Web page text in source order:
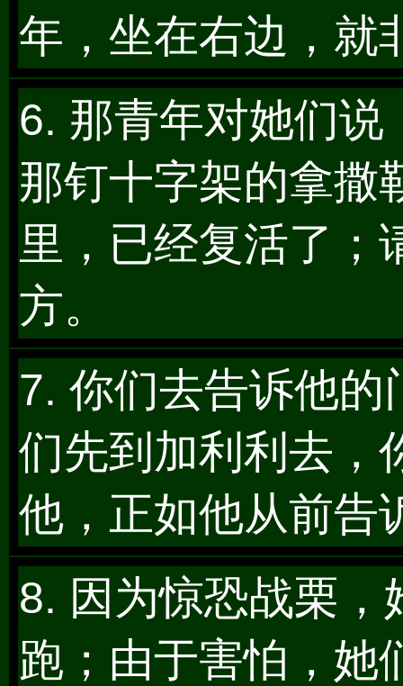
年，坐在右边，就
6. 那青年对她们说
那钉十字架的拿撒
里，已经复活了；
方。
7. 你们去告诉他
们先到加利利去，
他，正如他从前告
8. 因为惊恐战栗
跑；由于害怕，她